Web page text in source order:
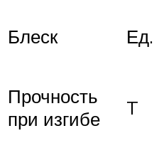
Блеск Ед.
Прочность
при изгибе
T